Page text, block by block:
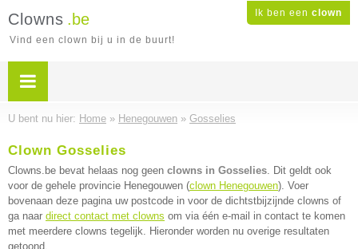
Ik ben een clown
Clowns .be
Vind een clown bij u in de buurt!
U bent nu hier: Home » Henegouwen » Gosselies
Clown Gosselies
Clowns.be bevat helaas nog geen clowns in Gosselies. Dit geldt ook
voor de gehele provincie Henegouwen (clown Henegouwen). Voer
bovenaan deze pagina uw postcode in voor de dichtstbijzijnde clowns of
ga naar direct contact met clowns om via één e-mail in contact te komen
met meerdere clowns tegelijk. Hieronder worden nu overige resultaten
getoond.